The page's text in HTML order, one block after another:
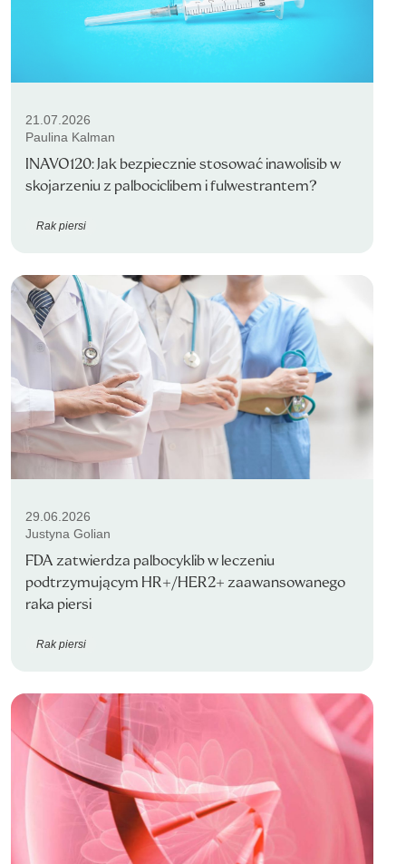
21.07.2026
Paulina Kalman
INAVO120: Jak bezpiecznie stosować inawolisib w
skojarzeniu z palbociclibem i fulwestrantem?
Rak piersi
29.06.2026
Justyna Golian
FDA zatwierdza palbocyklib w leczeniu
podtrzymującym HR+/HER2+ zaawansowanego
raka piersi
Rak piersi